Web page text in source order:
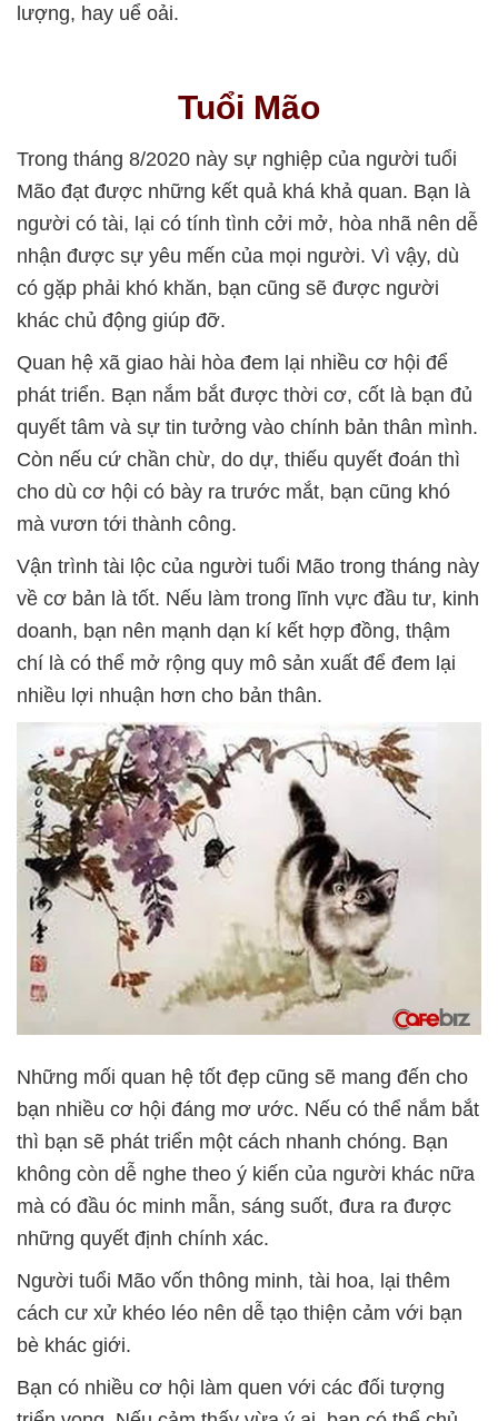
lượng, hay uể oải.
Tuổi Mão
Trong tháng 8/2020 này sự nghiệp của người tuổi
Mão đạt được những kết quả khá khả quan. Bạn là
người có tài, lại có tính tình cởi mở, hòa nhã nên dễ
nhận được sự yêu mến của mọi người. Vì vậy, dù
có gặp phải khó khăn, bạn cũng sẽ được người
khác chủ động giúp đỡ.
Quan hệ xã giao hài hòa đem lại nhiều cơ hội để
phát triển. Bạn nắm bắt được thời cơ, cốt là bạn đủ
quyết tâm và sự tin tưởng vào chính bản thân mình.
Còn nếu cứ chần chừ, do dự, thiếu quyết đoán thì
cho dù cơ hội có bày ra trước mắt, bạn cũng khó
mà vươn tới thành công.
Vận trình tài lộc của người tuổi Mão trong tháng này
về cơ bản là tốt. Nếu làm trong lĩnh vực đầu tư, kinh
doanh, bạn nên mạnh dạn kí kết hợp đồng, thậm
chí là có thể mở rộng quy mô sản xuất để đem lại
nhiều lợi nhuận hơn cho bản thân.
Những mối quan hệ tốt đẹp cũng sẽ mang đến cho
bạn nhiều cơ hội đáng mơ ước. Nếu có thể nắm bắt
thì bạn sẽ phát triển một cách nhanh chóng. Bạn
không còn dễ nghe theo ý kiến của người khác nữa
mà có đầu óc minh mẫn, sáng suốt, đưa ra được
những quyết định chính xác.
Người tuổi Mão vốn thông minh, tài hoa, lại thêm
cách cư xử khéo léo nên dễ tạo thiện cảm với bạn
bè khác giới.
Bạn có nhiều cơ hội làm quen với các đối tượng